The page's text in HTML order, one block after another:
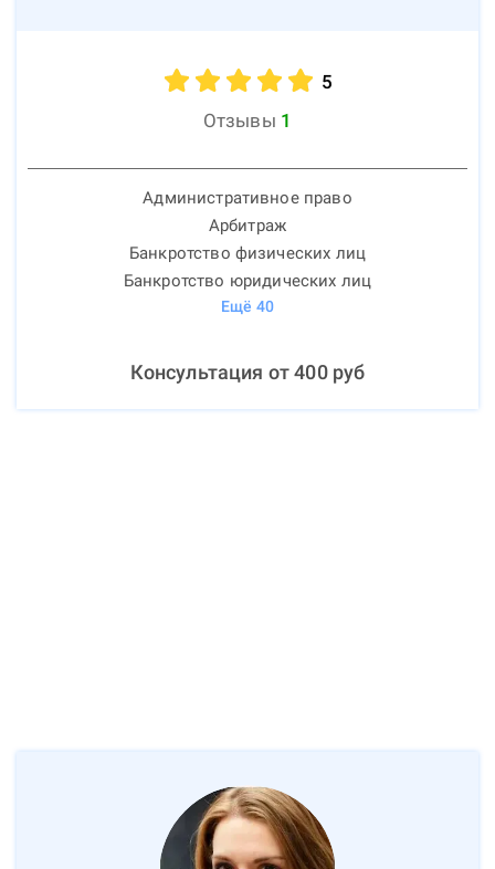
5
Отзывы 1
Административное право
Арбитраж
Банкротство физических лиц
Банкротство юридических лиц
Ещё 40
Консультация от400руб